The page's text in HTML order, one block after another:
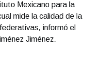
Mexicano para la
mide la calidad de la
informó el
Jiménez.